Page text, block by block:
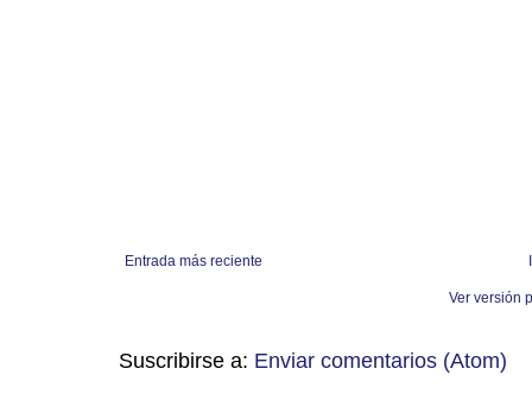
Entrada más reciente
Ver versión
Suscribirse a: Enviar comentarios (Atom)